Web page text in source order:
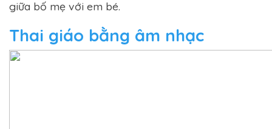
giữa bố mẹ với em bé.
Thai giáo bằng âm nhạc